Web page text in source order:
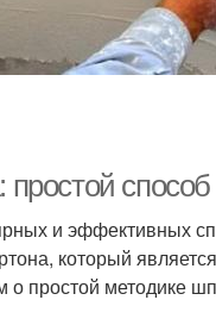
простой
и эффективных
который
простой методике